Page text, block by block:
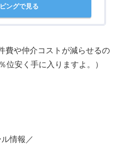
ングで見る
費や仲介コストが減らせるの
位安く手に入りますよ。）
情報／